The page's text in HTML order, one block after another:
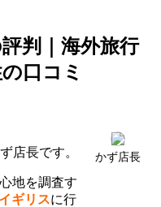
判｜海外旅行
口コミ
店長です。
地を調査す
ギリスに行
かず店長